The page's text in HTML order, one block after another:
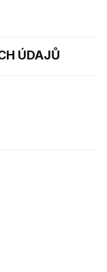
ÚDAJŮ